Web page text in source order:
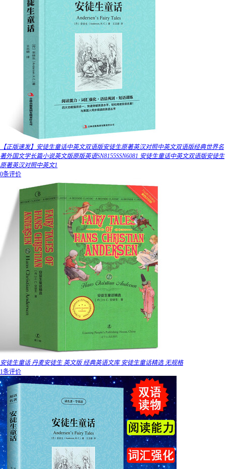
【正版速发】安徒生童话中英文双语版安徒生原著英汉对照中英文双语版经典世界名
著外国文学长篇小说英文版原版英语SN8155SSN6081 安徒生童话中英文双语版安徒生
原著英汉对照中英文1
0条评价
安徒生童话 丹麦安徒生 英文版 经典英语文库 安徒生童话精选 无规格
1条评价